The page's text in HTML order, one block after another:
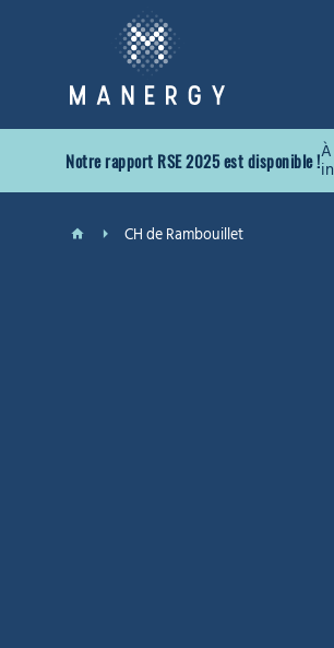
CH de Rambouillet
Notre rapport RSE 2025 est disponible !À